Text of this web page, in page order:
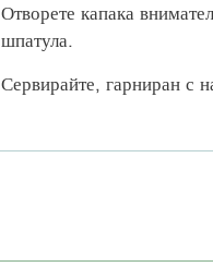
Отворете капака
шпатула.
Сервирайте, гарниран с